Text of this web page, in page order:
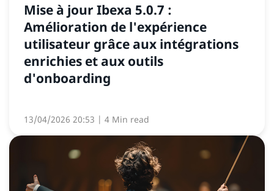
Mise à jour Ibexa 5.0.7 :
Amélioration de l'expérience
utilisateur grâce aux intégrations
enrichies et aux outils
d'onboarding
13/04/2026 20:53 | 4 Min read